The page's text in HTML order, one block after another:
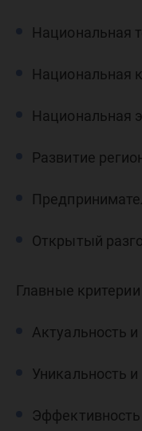
Национальная
Национальная
Национальная
Развитие
Открытый
Главные
Актуальность
Уникальность